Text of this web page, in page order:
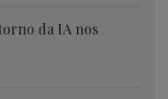
da IA nos